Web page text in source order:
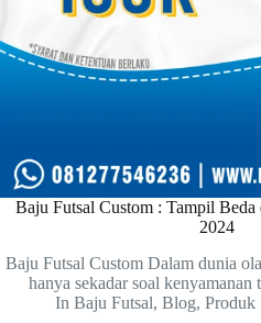
Baju Futsal Custom : Tampil
2024
Baju Futsal Custom Dalam dunia
hanya sekadar soal
In Baju Futsal,Blog,Produk